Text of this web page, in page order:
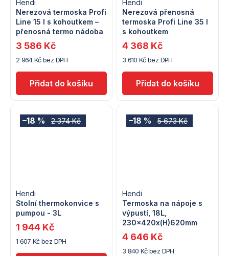
Nerezová termoska Profi
Line 15 l s kohoutkem –
přenosná termo nádoba
Hendi
2 964 Kč bez DPH
3 586 Kč
Nerezová přenosná
termoska Profi Line 35 l
s kohoutkem
Hendi
3 610 Kč bez DPH
4 368 Kč
2 374 Kč
–18 %
Stolní thermokonvice s
pumpou - 3L
Hendi
1 607 Kč bez DPH
1 944 Kč
5 673 Kč
–18 %
Termoska na nápoje s
výpustí, 18L,
230x420x(H)620mm
Hendi
3 840 Kč bez DPH
4 646 Kč